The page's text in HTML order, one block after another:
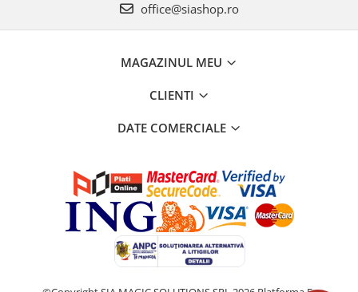
office@siashop.ro
MAGAZINUL MEU
CLIENTI
DATE COMERCIALE